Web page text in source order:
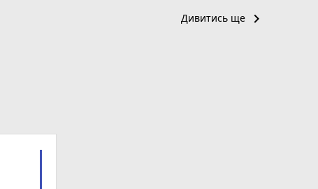
Дивитись ще keyboard_arrow_right